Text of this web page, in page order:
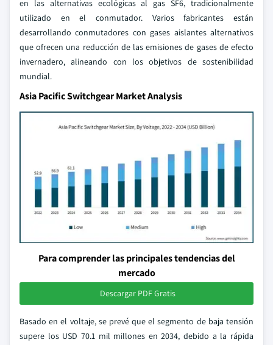
en las alternativas ecológicas al gas SF6, tradicionalmente
utilizado en el conmutador. Varios fabricantes están
desarrollando conmutadores con gases aislantes alternativos
que ofrecen una reducción de las emisiones de gases de efecto
invernadero, alineando con los objetivos de sostenibilidad
mundial.
Asia Pacific Switchgear Market Analysis
Para comprender las principales tendencias del
mercado
Descargar PDF Gratis
Basado en el voltaje, se prevé que el segmento de baja tensión
supere los USD 70.1 mil millones en 2034, debido a la rápida